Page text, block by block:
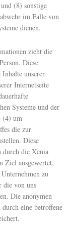
(8) sonstige
im Falle von
dienen.
zieht die
Diese
unserer
Internetseite
Systeme und der
(4) um
die zur
Diese
durch die Xenia
Ziel ausgewertet,
zu
die von uns
Die anonymen
eine betroffene